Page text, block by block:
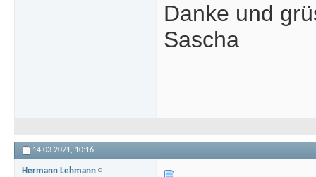
Danke und
Sascha
14.03.2021, 10:16
Hermann Lehmann